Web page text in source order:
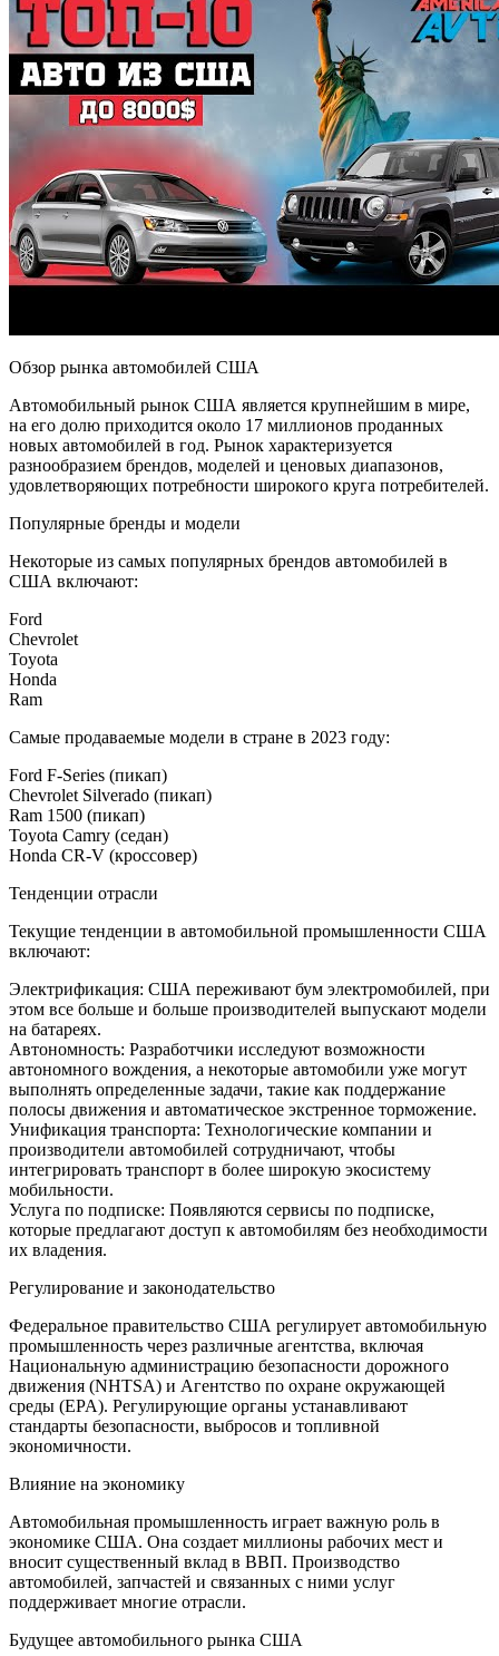
Обзор рынка автомобилей США
Автомобильный рынок США является крупнейшим в мире,
на его долю приходится около 17 миллионов проданных
новых автомобилей в год. Рынок характеризуется
разнообразием брендов, моделей и ценовых диапазонов,
удовлетворяющих потребности широкого круга потребителей.
Популярные бренды и модели
Некоторые из самых популярных брендов автомобилей в
США включают:
Ford
Chevrolet
Toyota
Honda
Ram
Самые продаваемые модели в стране в 2023 году:
Ford F-Series (пикап)
Chevrolet Silverado (пикап)
Ram 1500 (пикап)
Toyota Camry (седан)
Honda CR-V (кроссовер)
Тенденции отрасли
Текущие тенденции в автомобильной промышленности США
включают:
Электрификация: США переживают бум электромобилей, при
этом все больше и больше производителей выпускают модели
на батареях.
Автономность: Разработчики исследуют возможности
автономного вождения, а некоторые автомобили уже могут
выполнять определенные задачи, такие как поддержание
полосы движения и автоматическое экстренное торможение.
Унификация транспорта: Технологические компании и
производители автомобилей сотрудничают, чтобы
интегрировать транспорт в более широкую экосистему
мобильности.
Услуга по подписке: Появляются сервисы по подписке,
которые предлагают доступ к автомобилям без необходимости
их владения.
Регулирование и законодательство
Федеральное правительство США регулирует автомобильную
промышленность через различные агентства, включая
Национальную администрацию безопасности дорожного
движения (NHTSA) и Агентство по охране окружающей
среды (EPA). Регулирующие органы устанавливают
стандарты безопасности, выбросов и топливной
экономичности.
Влияние на экономику
Автомобильная промышленность играет важную роль в
экономике США. Она создает миллионы рабочих мест и
вносит существенный вклад в ВВП. Производство
автомобилей, запчастей и связанных с ними услуг
поддерживает многие отрасли.
Будущее автомобильного рынка США